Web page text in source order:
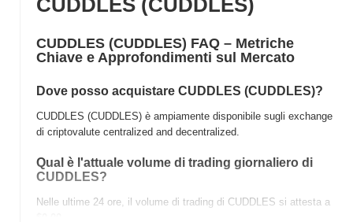
CUDDLES (CUDDLES)
CUDDLES (CUDDLES) FAQ – Metriche
Chiave e Approfondimenti sul Mercato
Dove posso acquistare CUDDLES (CUDDLES)?
CUDDLES (CUDDLES) è ampiamente disponibile sugli exchange
di criptovalute centralized and decentralized.
Qual è l'attuale volume di trading giornaliero di
CUDDLES?
Nelle ultime 24 ore, il volume di trading di CUDDLES si attesta a